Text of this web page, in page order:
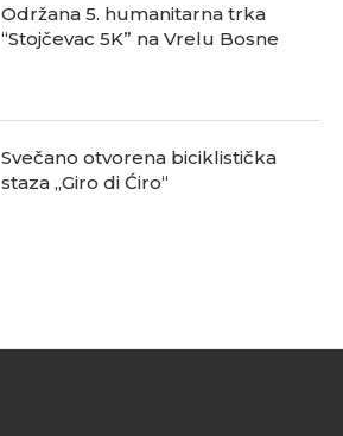
Održana 5. humanitarna trka
“Stojčevac 5K” na Vrelu Bosne
Svečano otvorena biciklistička
staza „Giro di Ćiro“